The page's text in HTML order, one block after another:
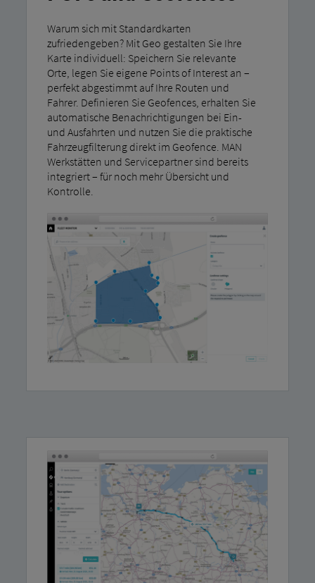
Warum sich mit Standardkarten
zufriedengeben? Mit Geo gestalten Sie Ihre
Karte individuell: Speichern Sie relevante
Orte, legen Sie eigene Points of Interest an –
perfekt abgestimmt auf Ihre Routen und
Fahrer. Definieren Sie Geofences, erhalten Sie
automatische Benachrichtigungen bei Ein-
und Ausfahrten und nutzen Sie die praktische
Fahrzeugfilterung direkt im Geofence. MAN
Werkstätten und Servicepartner sind bereits
integriert – für noch mehr Übersicht und
Kontrolle.